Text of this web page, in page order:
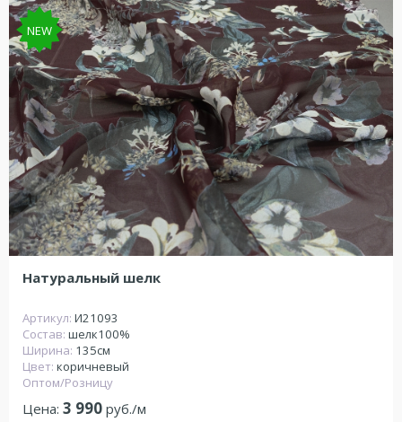
NEW
Натуральный шелк
Артикул: И21093
Состав: шелк100%
Ширина: 135см
Цвет: коричневый
Оптом/Розницу
Цена: 3 990 руб./м